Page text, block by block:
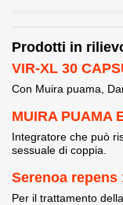
Prodotti in
VIR-XL 30
Con Muira puama,
MUIRA PUAMA
Integratore che può
sessuale di coppia.
Serenoa repens
Per il trattamento